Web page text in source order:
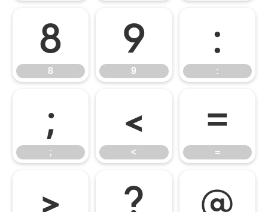
8
8
9
9
:
:
;
;
<
<
=
=
> ? @